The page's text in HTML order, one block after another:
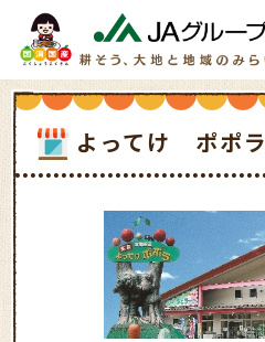
よってけ ポポラ